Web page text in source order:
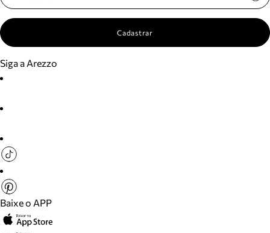
Cadastrar
Siga a Arezzo
Baixe o APP